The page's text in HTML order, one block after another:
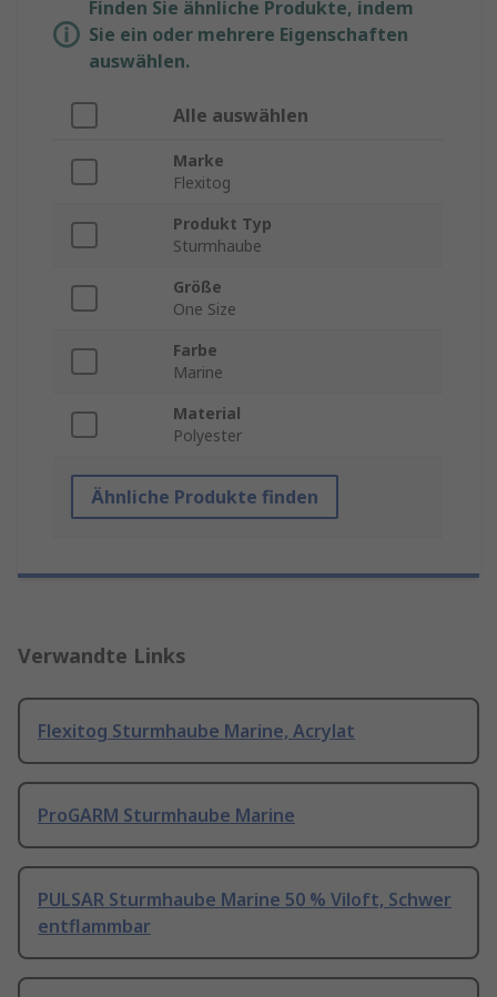
Finden Sie ähnliche Produkte, indem
Sie ein oder mehrere Eigenschaften
auswählen.
Alle auswählen
Marke
Flexitog
Produkt Typ
Sturmhaube
Größe
One Size
Farbe
Marine
Material
Polyester
Ähnliche Produkte finden
Verwandte Links
Flexitog Sturmhaube Marine, Acrylat
ProGARM Sturmhaube Marine
PULSAR Sturmhaube Marine 50 % Viloft, Schwer
entflammbar